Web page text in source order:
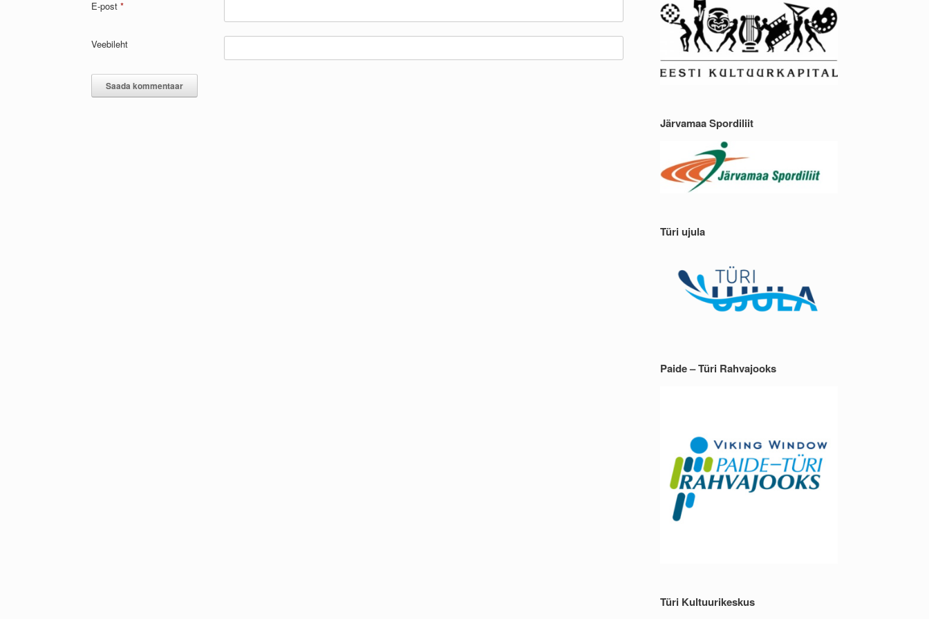
E-post *
Veebileht
Järvamaa Spordiliit
Türi ujula
Paide – Türi Rahvajooks
Türi Kultuurikeskus